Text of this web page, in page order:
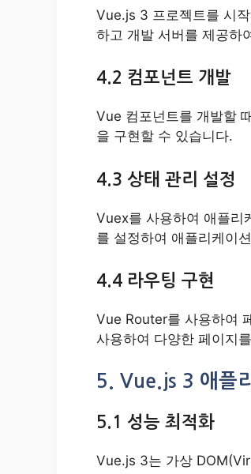
Vue.js 3 프로젝트를 시
하고 개발 서버를 제공하
4.2 컴포넌트 개발
Vue 컴포넌트를 개발할
을 구현할 수 있습니다.
4.3 상태 관리 설정
Vuex를 사용하여 애플리
를 설정하여 애플리케이
4.4 라우팅 구현
Vue Router를 사용하여
사용하여 다양한 페이지
5. Vue.js 3 애플
5.1 성능 최적화
Vue.js 3는 가상